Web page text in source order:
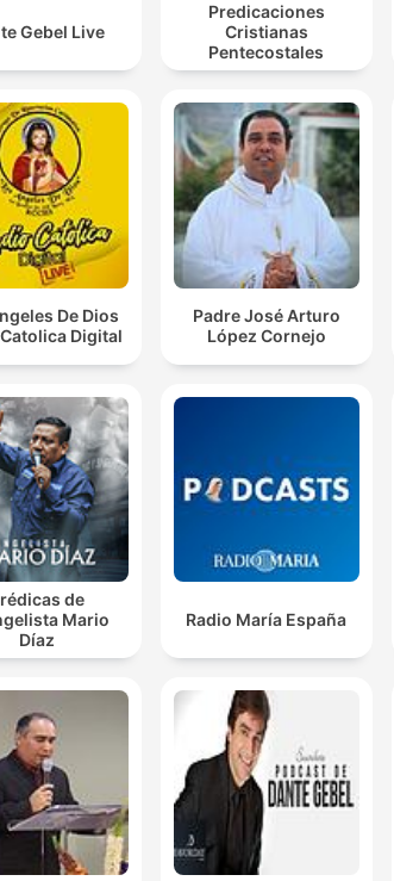
Gebel Live
Predicaciones
Cristianas
Pentecostales
De Dios
Digital
Padre José Arturo
López Cornejo
de
Mario
Díaz
Radio María España